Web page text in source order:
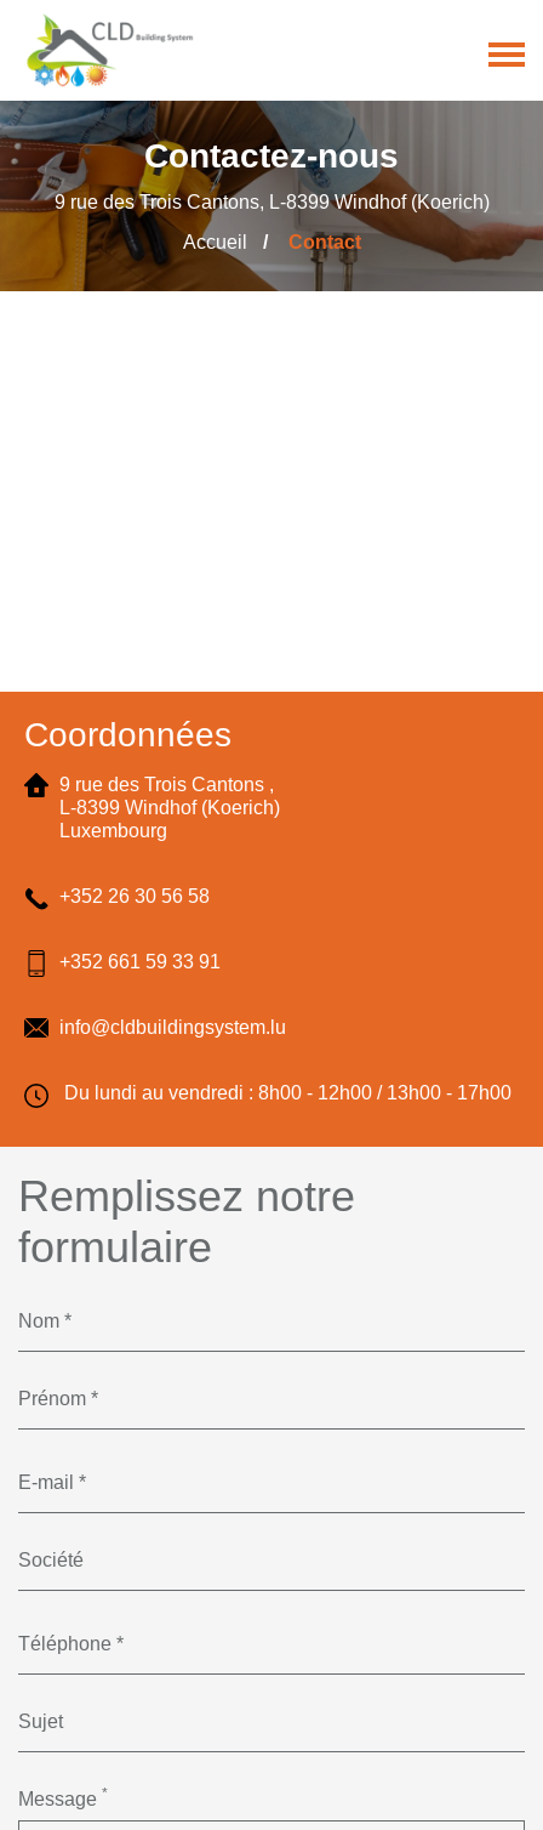
Contactez-nous
9 rue des Trois Cantons, L-8399 Windhof (Koerich)
Accueil
Contact
Coordonnées
9 rue des Trois Cantons ,
L-8399 Windhof (Koerich)
Luxembourg
+352 26 30 56 58
+352 661 59 33 91
info@cldbuildingsystem.lu
Du lundi au vendredi : 8h00 - 12h00 / 13h00 - 17h00
Remplissez notre
formulaire
Message *